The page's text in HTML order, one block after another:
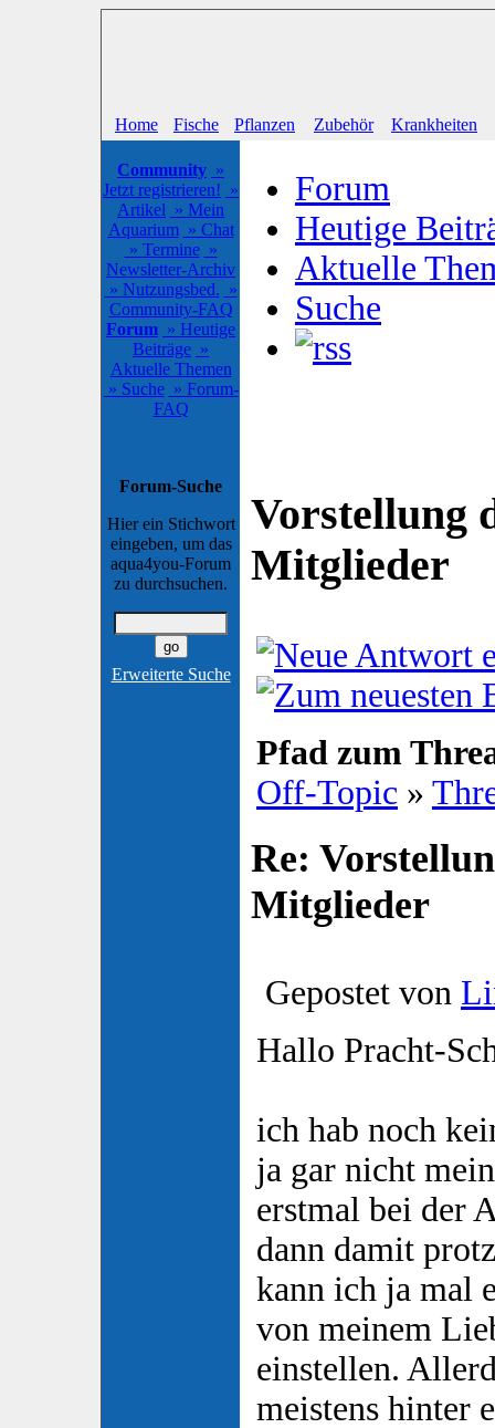
Home Fische Pflanzen Zubehör Krankheiten
Community »
Jetzt registrieren! »
Artikel » Mein
Aquarium » Chat
» Termine »
Newsletter-Archiv
» Nutzungsbed. »
Community-FAQ
Forum » Heutige
Beiträge »
Aktuelle Themen
» Suche » Forum-
FAQ
Forum-Suche
Hier ein Stichwort
eingeben, um das
aqua4you-Forum
zu durchsuchen.
Erweiterte Suche
Forum
Heutige
Aktuelle
Suche
Vorstellung
Mitglieder
Pfad zum
Off-Topic »
Re:
Mitglieder
Gepostet von
Hallo Pracht-
ich hab noch
ja gar nicht
erstmal bei der
dann damit
kann ich ja mal
von meinem
einstellen.
meistens hinter